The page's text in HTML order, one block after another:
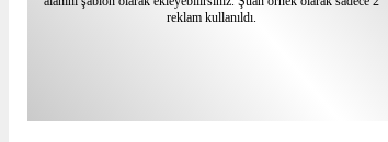
reklam kullanıldı.